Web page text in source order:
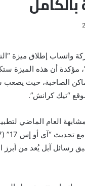
واتساب إطلاق ميزة
مؤكدة أن هذه الميزة
الصاخبة، حيث
“تيك كرانش”.
العام الماضي
رسائل آبل يُعد من أبرز